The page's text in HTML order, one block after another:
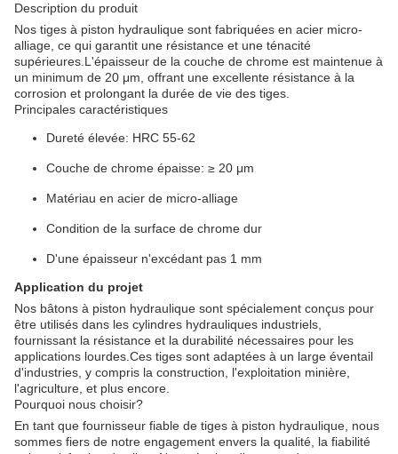
Description du produit
Nos tiges à piston hydraulique sont fabriquées en acier micro-
alliage, ce qui garantit une résistance et une ténacité
supérieures.L'épaisseur de la couche de chrome est maintenue à
un minimum de 20 μm, offrant une excellente résistance à la
corrosion et prolongant la durée de vie des tiges.
Principales caractéristiques
Dureté élevée: HRC 55-62
Couche de chrome épaisse: ≥ 20 μm
Matériau en acier de micro-alliage
Condition de la surface de chrome dur
D'une épaisseur n'excédant pas 1 mm
Application du projet
Nos bâtons à piston hydraulique sont spécialement conçus pour
être utilisés dans les cylindres hydrauliques industriels,
fournissant la résistance et la durabilité nécessaires pour les
applications lourdes.Ces tiges sont adaptées à un large éventail
d'industries, y compris la construction, l'exploitation minière,
l'agriculture, et plus encore.
Pourquoi nous choisir?
En tant que fournisseur fiable de tiges à piston hydraulique, nous
sommes fiers de notre engagement envers la qualité, la fiabilité